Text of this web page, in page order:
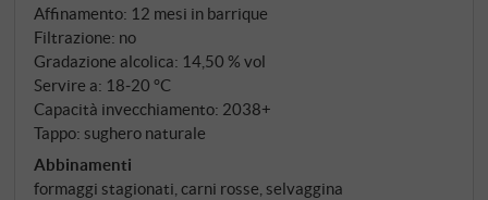
Affinamento: 12 mesi in barrique
Filtrazione: no
Gradazione alcolica: 14,50 % vol
Servire a: 18‑20 °C
Capacità invecchiamento: 2038+
Tappo: sughero naturale
Abbinamenti
formaggi stagionati, carni rosse, selvaggina